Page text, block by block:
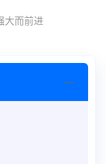
大而前进